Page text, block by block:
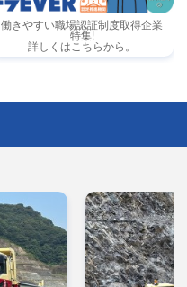
働きやすい職場認証制度取得企業
特集!
詳しくはこちらから。